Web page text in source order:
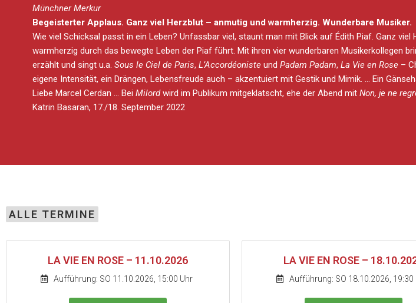
Münchner Merkur
Begeisterter Applaus. Ganz viel Herzblut – anmutig und warmherzig. Wunderbare Musiker.
Wie viel Schicksal passt in ein Leben? Unfassbar viel, staunt man mit Blick auf Édith Piaf. Ganz
warmherzig durch das bewegte Leben der Piaf führt. Mit ihren vier wunderbaren Musikerkollegen
erzählt und singt u.a. Sous le Ciel de Paris, L’Accordéoniste und Padam Padam, La Vie en Rose –
eigene Intensität, ein Drängen, Lebensfreude auch – akzentuiert mit Gestik und Mimik. … Ein
Liebe Marcel Cerdan … Bei Milordwird im Publikum mitgeklatscht, ehe der Abend mit Non, je ne
Katrin Basaran, 17./18. September 2022
ALLE TERMINE
LA VIE EN ROSE – 11.10.2026
Aufführung: SO 11.10.2026, 15:00 Uhr
LA VIE EN ROSE –
Aufführung: SO 18.10.2026, 19:30